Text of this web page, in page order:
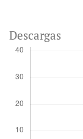
Descargas